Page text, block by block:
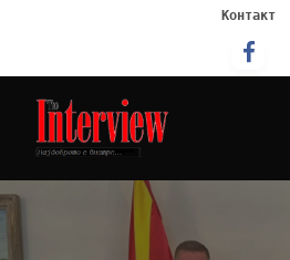
Контакт
Интервју